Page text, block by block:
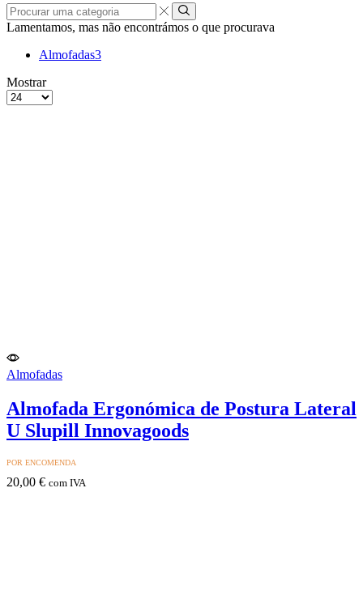
uma
categoria
Lamentamos, mas não encontrámos o que procurava
Almofadas3
grelha
de
Lista
Mostrar
Produtos
Almofadas
Almofada Ergonómica de Postura Lateral
U Slupill Innovagoods
POR ENCOMENDA
20,00 € com IVA